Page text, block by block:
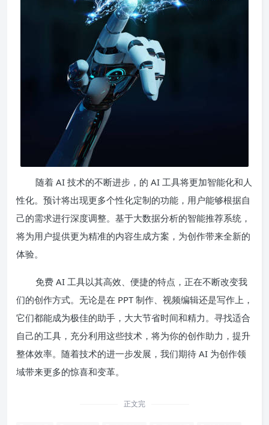
随着 AI 技术的不断进步，的 AI 工具将更加智能化和人
性化。预计将出现更多个性化定制的功能，用户能够根据自
己的需求进行深度调整。基于大数据分析的智能推荐系统，
将为用户提供更为精准的内容生成方案，为创作带来全新的
体验。
免费 AI 工具以其高效、便捷的特点，正在不断改变我
们的创作方式。无论是在 PPT 制作、视频编辑还是写作上，
它们都能成为极佳的助手，大大节省时间和精力。寻找适合
自己的工具，充分利用这些技术，将为你的创作助力，提升
整体效率。随着技术的进一步发展，我们期待 AI 为创作领
域带来更多的惊喜和变革。
正文完